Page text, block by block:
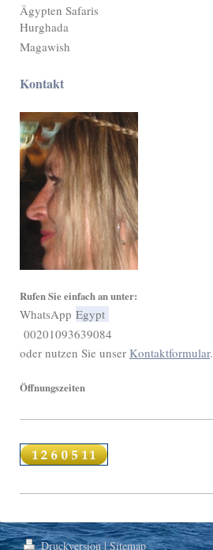
Ägypten Safaris
Hurghada
Magawish
Kontakt
Rufen Sie einfach an unter:
WhatsApp Egypt
00201093639084
oder nutzen Sie unser Kontaktformular.
Öffnungszeiten
Druckversion| Sitemap